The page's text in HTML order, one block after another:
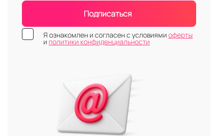
Подписаться
Я ознакомлен и согласен с условиями оферты
и политики конфиденциальности